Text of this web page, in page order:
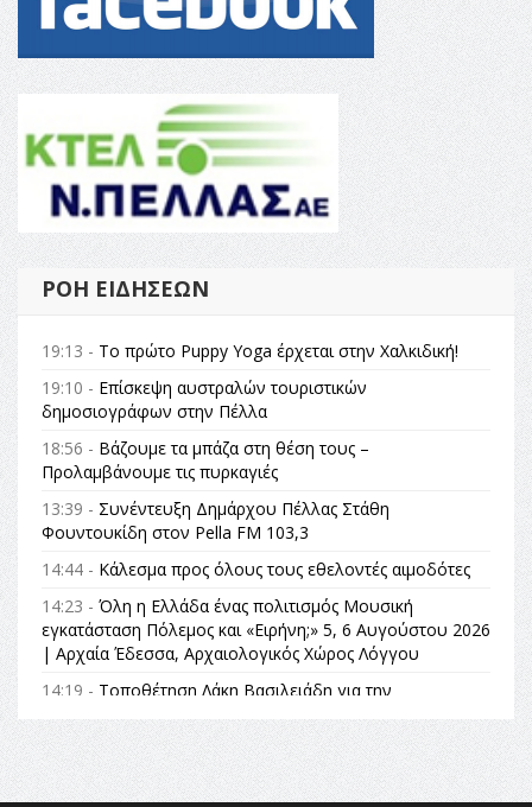
ΡΟΉ ΕΙΔΉΣΕΩΝ
19:13 - Το πρώτο Puppy Yoga έρχεται στην Χαλκιδική!
19:10 - Επίσκεψη αυστραλών τουριστικών
δημοσιογράφων στην Πέλλα
18:56 - Βάζουμε τα μπάζα στη θέση τους –
Προλαμβάνουμε τις πυρκαγιές
13:39 - Συνέντευξη Δημάρχου Πέλλας Στάθη
Φουντουκίδη στον Pella FM 103,3
14:44 - Κάλεσμα προς όλους τους εθελοντές αιμοδότες
14:23 - Όλη η Ελλάδα ένας πολιτισμός Μουσική
εγκατάσταση Πόλεμος και «Ειρήνη;» 5, 6 Αυγούστου 2026
| Αρχαία Έδεσσα, Αρχαιολογικός Χώρος Λόγγου
14:19 - Τοποθέτηση Λάκη Βασιλειάδη για την
Αναθεώρηση του Συντάγματος: «Σε τέτοιες κορυφαίες
θεσμικές διαδικασίες υπάρχει μόνο η ευθύνη απέναντι
στις επόμενες γενιές»
16:35 -Το πρόγραμμα του ΠΑΟΚ στον δεύτερο γύρο του